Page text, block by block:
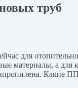
труб
для
а для
Какие